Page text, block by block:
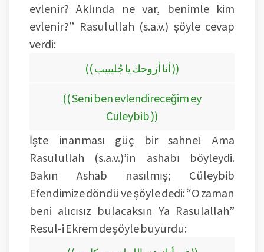
evlenir? Aklında ne var, benimle kim
evlenir?” Rasulullah (s.a.v.) şöyle cevap
verdi:
(( أنا أزوجك يا جُليبيب ))
(( Seni ben evlendireceğim ey
Cüleybib ))
İşte inanması güç bir sahne! Ama
Rasulullah (s.a.v.)’in ashabı böyleydi.
Bakın Ashab nasılmış; Cüleybib
Efendimize döndü ve şöyle dedi: “O zaman
beni alıcısız bulacaksın Ya Rasulallah”
Resul-i Ekrem de şöyle buyurdu: